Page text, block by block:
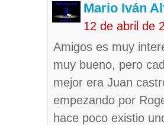
Mario Iván
12 de abril de
Amigos es muy
muy bueno, pero
mejor era Juan
empezando por
hace poco existio